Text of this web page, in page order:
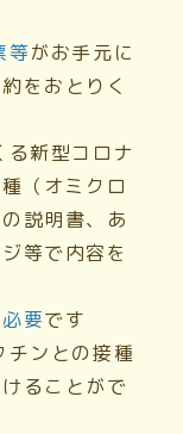
等がお手元に
をおとりく
新型コロナ
（オミクロ
説明書、あ
等で内容を
要です
チンとの接種
ることがで